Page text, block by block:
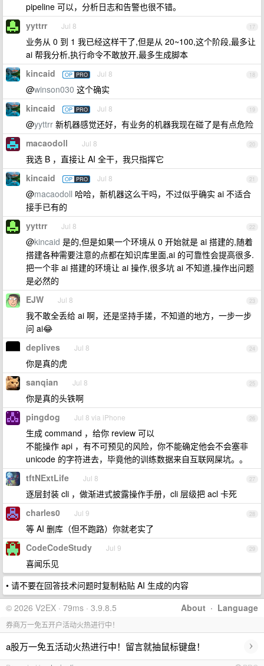
pipeline 可以，分析日志和告警也很不错。
17
yyttrr Jul 8
业务从 0 到 1 我已经这样干了,但是从 20~100,这个阶段,最多让
ai 帮我分析,执行命令不敢放开,最多生成脚本
18
kincaid OP PRO Jul 8
@winson030 这个确实
19
kincaid OP PRO Jul 8
@yyttrr 新机器感觉还好，有业务的机器我现在碰了是有点危险
20
macaodoll Jul 8
我选 B ，直接让 AI 全干，我只指挥它
21
kincaid OP PRO Jul 8
@macaodoll 哈哈，新机器这么干吗，不过似乎确实 ai 不适合
接手已有的
22
yyttrr Jul 8
@kincaid 是的,但是如果一个环境从 0 开始就是 ai 搭建的,随着
搭建各种需要注意的点都在知识库里面,ai 的可靠性会提高很多.
把一个非 ai 搭建的环境让 ai 操作,很多坑 ai 不知道,操作出问题
是必然的
23
EJW Jul 8
我不敢全丢给 ai 啊，还是坚持手搓，不知道的地方，一步一步
问 ai😂
24
deplives Jul 8
你是真的虎
25
sanqian Jul 8
你是真的头铁啊
26
pingdog Jul 8 via iPhone
生成 command ，给你 review 可以
不能操作 api ，有不可预见的风险，你不能确定他会不会塞非
unicode 的字符进去，毕竟他的训练数据来自互联网屎坑。。
27
tftNExtLife Jul 8
逐层封装 cli ，做渐进式披露操作手册，cli 层级把 acl 卡死
28
charles0 Jul 9
等 AI 删库（但不跑路）你就老实了
29
CodeCodeStudy Jul 9
喜闻乐见
• 请不要在回答技术问题时复制粘贴 AI 生成的内容
About · Language
© 2026 V2EX · 79ms · 3.9.8.5
券商万一免五开户活动火热进行中！
a股万一免五活动火热进行中！留言就抽鼠标键盘！ ›